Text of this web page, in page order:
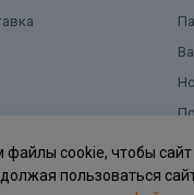
файлы cookie, чтобы сайт
пользоваться